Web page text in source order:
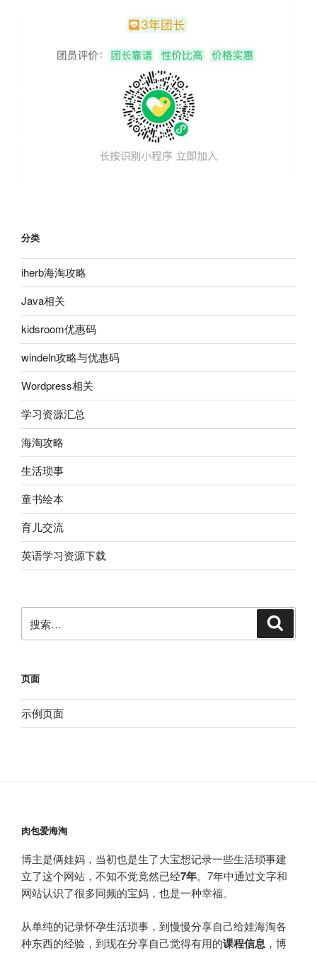
分类
iherb海淘攻略
Java相关
kidsroom优惠码
windeln攻略与优惠码
Wordpress相关
学习资源汇总
海淘攻略
生活琐事
童书绘本
育儿交流
英语学习资源下载
索：
页面
示例页面
肉包爱海淘
博主是俩娃妈，当初也是生了大宝想记录一些生活琐事建
立了这个网站，不知不觉竟然已经7年。7年中通过文字和
网站认识了很多同频的宝妈，也是一种幸福。
从单纯的记录怀孕生活琐事，到慢慢分享自己给娃海淘各
种东西的经验，到现在分享自己觉得有用的课程信息 ，博